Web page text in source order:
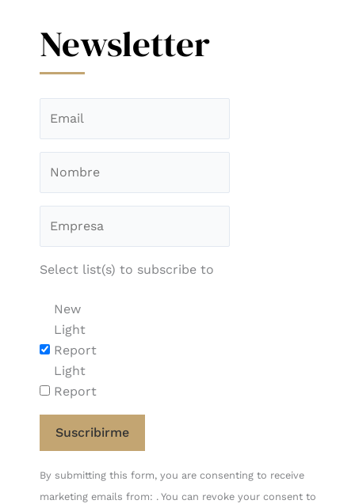
Newsletter
Select list(s) to subscribe to
New
Light
Report
Light
Report
Constant
Contact
By submitting this form, you are consenting to receive
marketing emails from: . You can revoke your consent to